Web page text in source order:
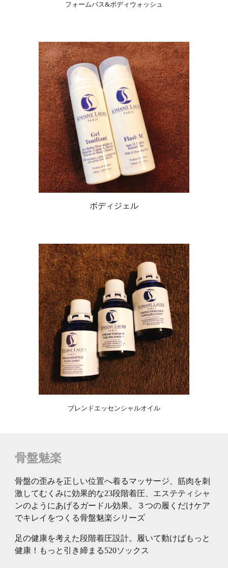
フォームバス&ボディウォッシュ
ボディジェル
ブレンドエッセンシャルオイル
骨盤魅楽
骨盤の歪みを正しい位置へ着るマッサージ、筋肉を刺
激してむくみに効果的な23段階着圧、エステティシャ
ンのようにあげるガードル効果。３つの履くだけケア
でキレイをつくる骨盤魅楽シリーズ
足の健康を考えた段階着圧設計。履いて動けばもっと
健康！もっと引き締まる520ソックス